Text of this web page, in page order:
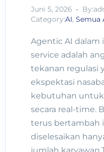
Juni 5, 2026
Category:AI, Semua
Agentic AI dalam
service adalah
tekanan regulasi
ekspektasi
kebutuhan
secara real-time.
terus bertambah
diselesaikan